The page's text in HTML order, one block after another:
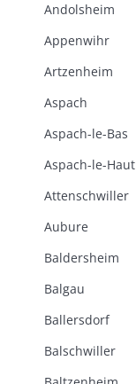
Andolsheim
Appenwihr
Artzenheim
Aspach
Aspach-le-Bas
Aspach-le-Haut
Attenschwiller
Aubure
Baldersheim
Balgau
Ballersdorf
Balschwiller